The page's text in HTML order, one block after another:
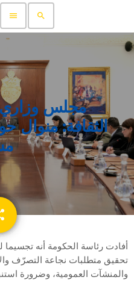
search
menu
مجلس
الثقافة: منوال
أفادت رئاسة الحكومة أنه
تحقيق متطلبات نجاعة التصرّف
والمنشآت العمومية، وضرورة